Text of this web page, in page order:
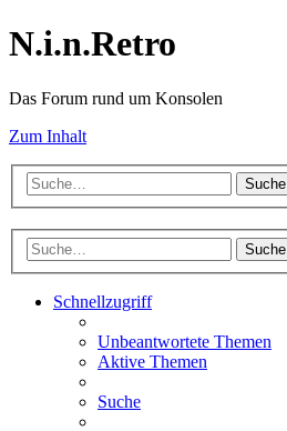
N.i.n.Retro
Das Forum rund um Konsolen
Zum Inhalt
Suche
Suche
Schnellzugriff
Unbeantwortete Themen
Aktive Themen
Suche